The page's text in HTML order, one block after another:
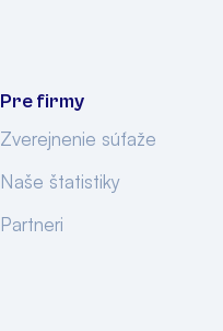
Pre firmy
Zverejnenie súťaže
Naše štatistiky
Partneri